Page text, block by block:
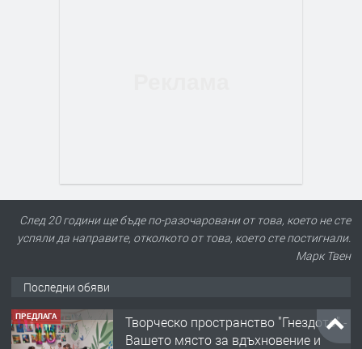
След 20 години ще бъде по-разочаровани от това, което не сте
успяли да направите, отколкото от това, което сте постигнали.
Марк Твен
Последни обяви
ПРЕДЛАГА
Творческо пространство "Гнездото" -
Вашето място за вдъхновение и